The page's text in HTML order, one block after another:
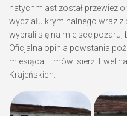
natychmiast został
wydziału kryminalnego wraz z
wybrali się na miejsce pożaru,
Oficjalna opinia powstania
miesiąca – mówi sierż.
Krajeńskich.